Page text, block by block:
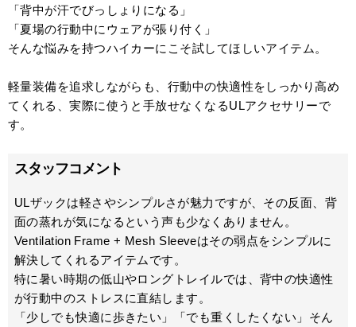
「背中が汗でびっしょりになる」
「夏場の行動中にウェアが張り付く」
そんな悩みを持つハイカーにこそ試してほしいアイテム。
軽量装備を追求しながらも、行動中の快適性をしっかり高め
てくれる、実際に使うと手放せなくなるULアクセサリーで
す。
スタッフコメント
ULザックは軽さやシンプルさが魅力ですが、その反面、背
面の蒸れが気になるという声も少なくありません。
Ventilation Frame + Mesh Sleeveはその弱点をシンプルに
解決してくれるアイテムです。
特に暑い時期の低山やロングトレイルでは、背中の快適性
が行動中のストレスに直結します。
「少しでも快適に歩きたい」「でも重くしたくない」そん